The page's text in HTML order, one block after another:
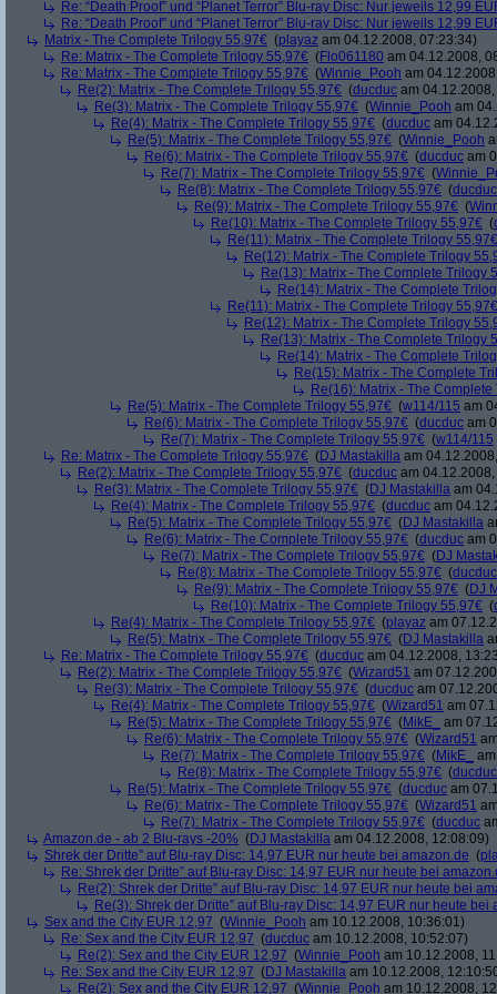
Re: “Death Proof” und “Planet Terror” Blu-ray Disc: Nur jeweils 12,99
Re: “Death Proof” und “Planet Terror” Blu-ray Disc: Nur jeweils 12,99
Matrix - The Complete Trilogy 55,97€ (playaz am 04.12.2008, 07:23:34)
Re: Matrix - The Complete Trilogy 55,97€ (Flo061180 am 04.12.2008,
Re: Matrix - The Complete Trilogy 55,97€ (Winnie_Pooh am
Re(2): Matrix - The Complete Trilogy 55,97€ (ducduc am
Re(3): Matrix - The Complete Trilogy 55,97€ (Winnie_Pooh am
Re(4): Matrix - The Complete Trilogy 55,97€ (ducduc am
Re(5): Matrix - The Complete Trilogy 55,97€ (Winnie_Pooh
Re(6): Matrix - The Complete Trilogy 55,97€ (ducduc am
Re(7): Matrix - The Complete Trilogy 55,97€ (
Re(8): Matrix - The Complete Trilogy 55,97€ (ducduc
Re(9): Matrix - The Complete Trilogy 55,97€ (
Re(10): Matrix - The Complete Trilogy 55,97€ (
Re(11): Matrix - The Complete Trilogy 55,97€
Re(12): Matrix - The Complete Trilogy
Re(13): Matrix - The Complete Trilogy
Re(14): Matrix - The Complete
Re(11): Matrix - The Complete Trilogy 55,97€
Re(12): Matrix - The Complete Trilogy
Re(13): Matrix - The Complete Trilogy
Re(14): Matrix - The Complete
Re(15): Matrix - The Complete
Re(16): Matrix - The
Re(5): Matrix - The Complete Trilogy 55,97€ (w114/115 am
Re(6): Matrix - The Complete Trilogy 55,97€ (ducduc am
Re(7): Matrix - The Complete Trilogy 55,97€ (w114/115
Re: Matrix - The Complete Trilogy 55,97€ (DJ Mastakilla am
Re(2): Matrix - The Complete Trilogy 55,97€ (ducduc am
Re(3): Matrix - The Complete Trilogy 55,97€ (DJ Mastakilla am
Re(4): Matrix - The Complete Trilogy 55,97€ (ducduc am
Re(5): Matrix - The Complete Trilogy 55,97€ (DJ Mastakilla
Re(6): Matrix - The Complete Trilogy 55,97€ (ducduc am
Re(7): Matrix - The Complete Trilogy 55,97€ (DJ
Re(8): Matrix - The Complete Trilogy 55,97€ (ducduc
Re(9): Matrix - The Complete Trilogy 55,97€ (DJ
Re(10): Matrix - The Complete Trilogy 55,97€ (
Re(4): Matrix - The Complete Trilogy 55,97€ (playaz am
Re(5): Matrix - The Complete Trilogy 55,97€ (DJ Mastakilla
Re: Matrix - The Complete Trilogy 55,97€ (ducduc am 04.12.2008,
Re(2): Matrix - The Complete Trilogy 55,97€ (Wizard51 am
Re(3): Matrix - The Complete Trilogy 55,97€ (ducduc am
Re(4): Matrix - The Complete Trilogy 55,97€ (Wizard51 am
Re(5): Matrix - The Complete Trilogy 55,97€ (MikE_
am
Re(6): Matrix - The Complete Trilogy 55,97€ (Wizard51
Re(7): Matrix - The Complete Trilogy 55,97€ (MikE_
Re(8): Matrix - The Complete Trilogy 55,97€ (ducduc
Re(5): Matrix - The Complete Trilogy 55,97€ (ducduc am
Re(6): Matrix - The Complete Trilogy 55,97€ (Wizard51
Re(7): Matrix - The Complete Trilogy 55,97€ (ducduc
Amazon.de - ab 2 Blu-rays -20% (DJ Mastakilla am 04.12.2008, 12:08:09)
Shrek der Dritte” auf Blu-ray Disc: 14,97 EUR nur heute bei amazon.de (
Re: Shrek der Dritte” auf Blu-ray Disc: 14,97 EUR nur heute bei
Re(2): Shrek der Dritte” auf Blu-ray Disc: 14,97 EUR nur heute bei
Re(3): Shrek der Dritte” auf Blu-ray Disc: 14,97 EUR nur heute bei
Sex and the City EUR 12,97 (Winnie_Pooh am 10.12.2008, 10:36:01)
Re: Sex and the City EUR 12,97 (ducduc am 10.12.2008, 10:52:07)
Re(2): Sex and the City EUR 12,97 (Winnie_Pooh am 10.12.2008,
Re: Sex and the City EUR 12,97 (DJ Mastakilla am 10.12.2008,
Re(2): Sex and the City EUR 12,97 (Winnie_Pooh am 10.12.2008,